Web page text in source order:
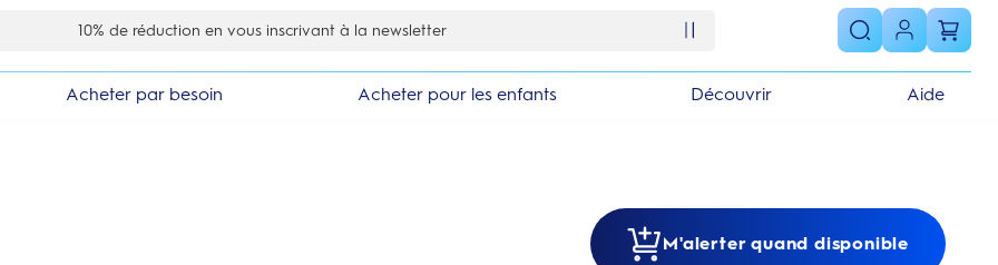
10% de réduction en vous inscrivant à la newsletter
Acheter par besoin Acheter pour les enfants Découvrir Aide
M'alerter quand disponible